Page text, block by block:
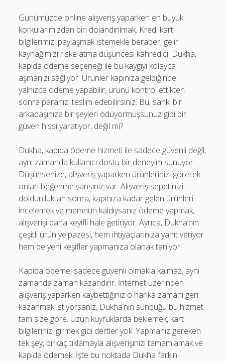
Günümüzde online alışveriş yaparken en büyük
korkularımızdan biri dolandırılmak. Kredi kartı
bilgilerimizi paylaşmak istemekle beraber, gelir
kaynağımızı riske atma düşüncesi kahredici. Dukha,
kapıda ödeme seçeneği ile bu kaygıyı kolayca
aşmanızı sağlıyor. Ürünler kapınıza geldiğinde
yalnızca ödeme yapabilir, ürünü kontrol ettikten
sonra paranızı teslim edebilirsiniz. Bu, sanki bir
arkadaşınıza bir şeyleri ödüyormuşsunuz gibi bir
güven hissi yaratıyor, değil mi?
Dukha, kapıda ödeme hizmeti ile sadece güvenli değil,
aynı zamanda kullanıcı dostu bir deneyim sunuyor.
Düşünsenize, alışveriş yaparken ürünlerinizi görerek
onları beğenme şansınız var. Alışveriş sepetinizi
doldurduktan sonra, kapınıza kadar gelen ürünleri
incelemek ve memnun kaldıysanız ödeme yapmak,
alışverişi daha keyifli hale getiriyor. Ayrıca, Dukha’nın
çeşitli ürün yelpazesi, hem ihtiyaçlarınıza yanıt veriyor
hem de yeni keşifler yapmanıza olanak tanıyor.
Kapıda ödeme, sadece güvenli olmakla kalmaz, aynı
zamanda zaman kazandırır. İnternet üzerinden
alışveriş yaparken kaybettiğiniz o harika zamanı geri
kazanmak istiyorsanız, Dukha’nın sunduğu bu hizmet
tam size göre. Uzun kuyruklarda beklemek, kart
bilgilerinizi girmek gibi dertler yok. Yapmanız gereken
tek şey, birkaç tıklamayla alışverişinizi tamamlamak ve
kapıda ödemek. İşte bu noktada Dukha farkını